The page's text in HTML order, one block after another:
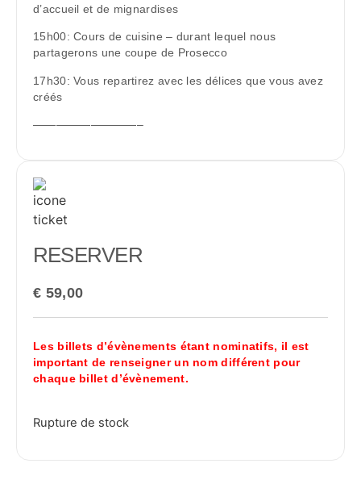
d’accueil et de mignardises
15h00: Cours de cuisine – durant lequel nous
partagerons une coupe de Prosecco
17h30: Vous repartirez avec les délices que vous avez
créés
—————————–
RESERVER
€ 59,00
Les billets d’évènements étant nominatifs, il est
important de renseigner un nom différent pour
chaque billet d’évènement.
Rupture de stock